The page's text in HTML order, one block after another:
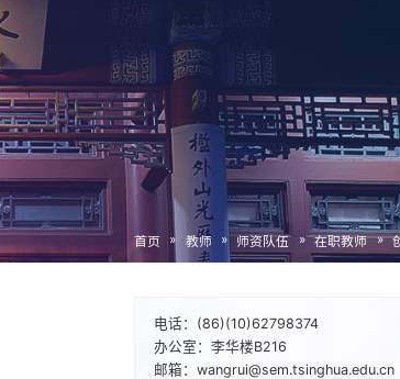
首页 » 教师 » 师资队伍 » 在职教师 »
电话：(86)(10)62798374
办公室：李华楼B216
邮箱：wangrui@sem.tsinghua.edu.cn